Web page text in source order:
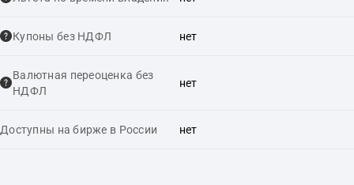
Купоны без НДФЛ нет
Валютная переоценка без
НДФЛ
нет
Доступны на бирже в России нет